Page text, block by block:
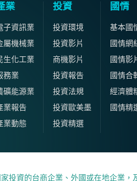
業
子資訊業
屬機械業
生化工業
務業
礦能源業
業報告
業動態
投資
投資環境
投資影片
商機影片
投資報告
投資法規
投資歐美墨
投資精選
國情
基本國
國情網
國情影
國情合
經濟體
國情精
投資的台商企業、外國或在地企業